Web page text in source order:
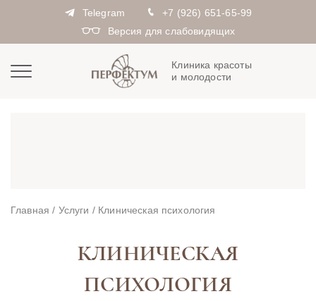
Telegram
+7 (926) 651-65-99
Версия для слабовидящих
Клиника красоты
и молодости
Главная / Услуги / Клиническая психология
КЛИНИЧЕСКАЯ
ПСИХОЛОГИЯ